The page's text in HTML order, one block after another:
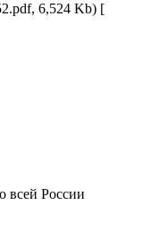
6,524 Kb) [
всей России